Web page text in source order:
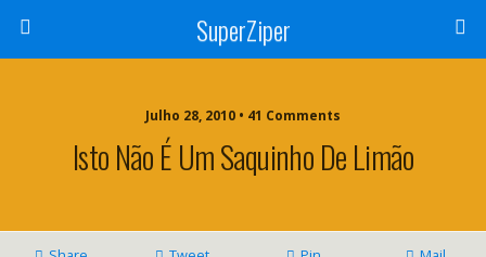
SuperZiper
Julho 28, 2010 • 41 Comments
Isto Não É Um Saquinho De Limão